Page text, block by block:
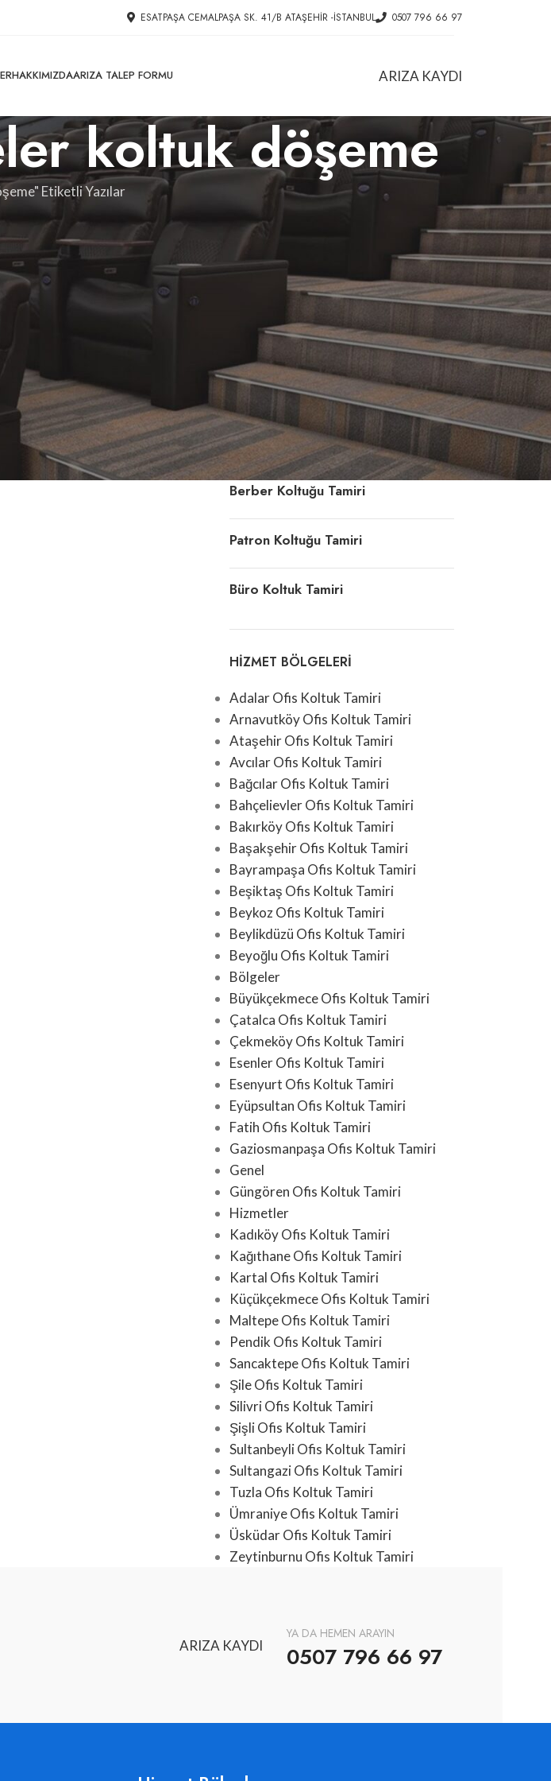
ESATPAŞA CEMALPAŞA SK. 41/B ATAŞEHIR -İSTANBUL 0507 796 66 97
HAKKIMIZDAARIZA TALEP FORMU ARIZA KAYDI
koltuk döşeme
Etiketli Yazılar
HIZMETLER
Ofis Koltuk Tamiri
Konferans Koltuğu Tamiri
Döner Sandalye Tamiri
Ofis Koltuk Döşeme
Deri Koltuk Tamiri
Berber Koltuğu Tamiri
Patron Koltuğu Tamiri
Büro Koltuk Tamiri
HIZMET BÖLGELERI
Adalar Ofis Koltuk Tamiri
Arnavutköy Ofis Koltuk Tamiri
Ataşehir Ofis Koltuk Tamiri
Avcılar Ofis Koltuk Tamiri
Bağcılar Ofis Koltuk Tamiri
Bahçelievler Ofis Koltuk Tamiri
Bakırköy Ofis Koltuk Tamiri
Başakşehir Ofis Koltuk Tamiri
Bayrampaşa Ofis Koltuk Tamiri
Beşiktaş Ofis Koltuk Tamiri
Beykoz Ofis Koltuk Tamiri
Beylikdüzü Ofis Koltuk Tamiri
Beyoğlu Ofis Koltuk Tamiri
Bölgeler
Büyükçekmece Ofis Koltuk Tamiri
Çatalca Ofis Koltuk Tamiri
Çekmeköy Ofis Koltuk Tamiri
Esenler Ofis Koltuk Tamiri
Esenyurt Ofis Koltuk Tamiri
Eyüpsultan Ofis Koltuk Tamiri
Fatih Ofis Koltuk Tamiri
Gaziosmanpaşa Ofis Koltuk Tamiri
Genel
Güngören Ofis Koltuk Tamiri
Hizmetler
Kadıköy Ofis Koltuk Tamiri
Kağıthane Ofis Koltuk Tamiri
Kartal Ofis Koltuk Tamiri
Küçükçekmece Ofis Koltuk Tamiri
Maltepe Ofis Koltuk Tamiri
Pendik Ofis Koltuk Tamiri
Sancaktepe Ofis Koltuk Tamiri
Şile Ofis Koltuk Tamiri
Silivri Ofis Koltuk Tamiri
Şişli Ofis Koltuk Tamiri
Sultanbeyli Ofis Koltuk Tamiri
Sultangazi Ofis Koltuk Tamiri
Tuzla Ofis Koltuk Tamiri
Ümraniye Ofis Koltuk Tamiri
Üsküdar Ofis Koltuk Tamiri
Zeytinburnu Ofis Koltuk Tamiri
ARIZA KAYDI
YA DA HEMEN ARAYIN
0507 796 66 97